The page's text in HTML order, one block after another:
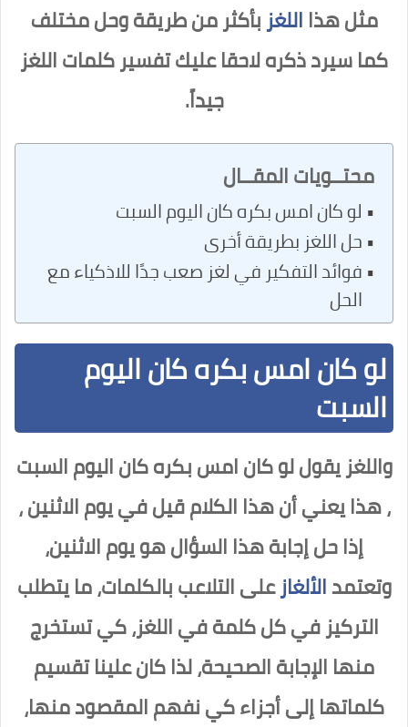
مثل هذااللغزبأكثر من طريقة وحل مختلف
كما سيرد ذكره لاحقا عليك تفسير كلمات اللغز
جيداً.
محتــويات المقــال
لو كان امس بكره كان اليوم السبت
حل اللغز بطريقة أخرى
فوائد التفكير في لغز صعب جدًا للاذكياء مع
الحل
لو كان امس بكره كان اليوم
السبت
واللغز يقول لو كان امس بكره كان اليوم السبت
، هذا يعني أن هذا الكلام قيل في يوم الاثنين ،
إذا حل إجابة هذا السؤال هو يوم الاثنين،
وتعتمدالألغازعلى التلاعب بالكلمات، ما يتطلب
التركيز في كل كلمة في اللغز، كي تستخرج
منها الإجابة الصحيحة، لذا كان علينا تقسيم
كلماتها إلى أجزاء كي نفهم المقصود منها،